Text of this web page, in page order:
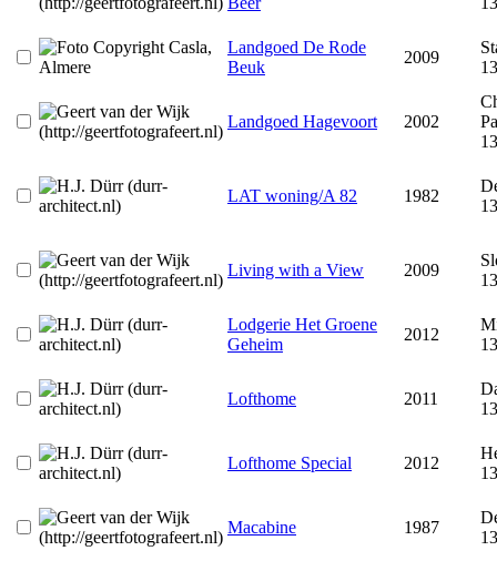
Landgoed De Rode
Beuk
2009
Landgoed Hagevoort 2002
LAT woning/A 82 1982
Living with a View 2009
Lodgerie Het Groene
Geheim
2012
Lofthome 2011
Lofthome Special 2012
Macabine 1987